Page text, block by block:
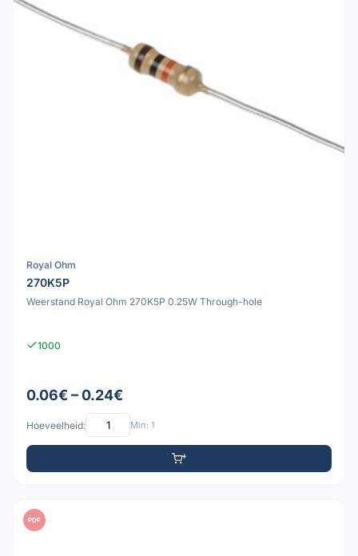
Royal Ohm
270K5P
Weerstand Royal Ohm 270K5P 0.25W Through-hole
1000
0.06€ – 0.24€
Hoeveelheid: Min: 1
PDF